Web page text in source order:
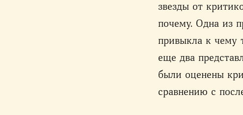
звезды от
почему. Одна из
привыкла к чему
еще два
были оценены
сравнению с